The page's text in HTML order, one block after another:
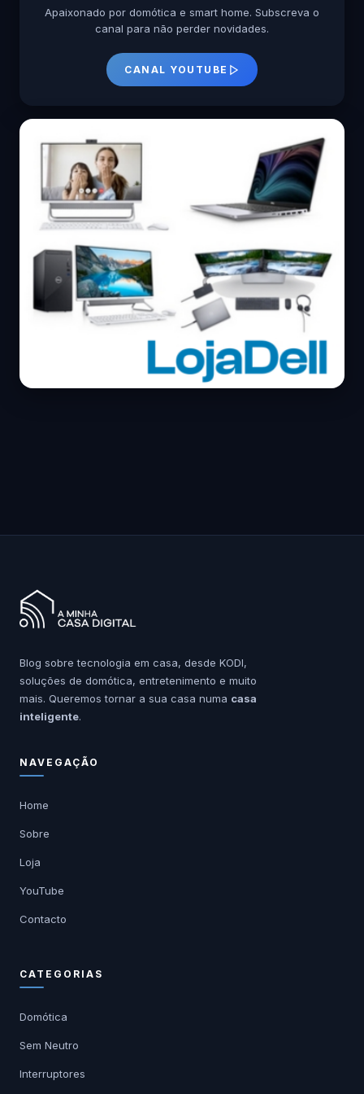
Apaixonado por domótica e smart home. Subscreva o
canal para não perder novidades.
CANAL YOUTUBE
Blog sobre tecnologia em casa, desde KODI,
soluções de domótica, entretenimento e muito
mais. Queremos tornar a sua casa numa casa
inteligente.
NAVEGAÇÃO
Home
Sobre
Loja
YouTube
Contacto
CATEGORIAS
Domótica
Sem Neutro
Interruptores